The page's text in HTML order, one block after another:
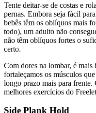
Tente deitar-se de costas e
pernas. Embora seja fácil
bebês têm os oblíquos mais
todo), um adulto não
não têm oblíquos fortes o
certo.
Com dores na lombar, é
fortaleçamos os músculos
longo prazo mais para frente.
melhores exercícios do
Side Plank Hold